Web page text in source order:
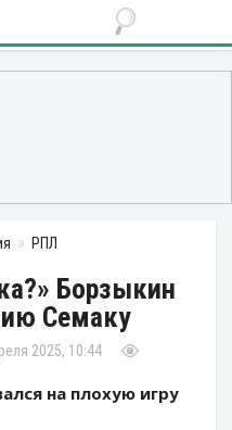
РПЛ
Борзыкин
Семаку
2025, 10:44
на плохую игру